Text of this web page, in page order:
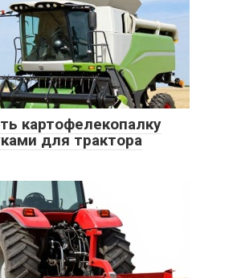
картофелекопалку
для трактора